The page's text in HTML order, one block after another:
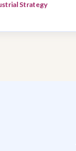
Strategy